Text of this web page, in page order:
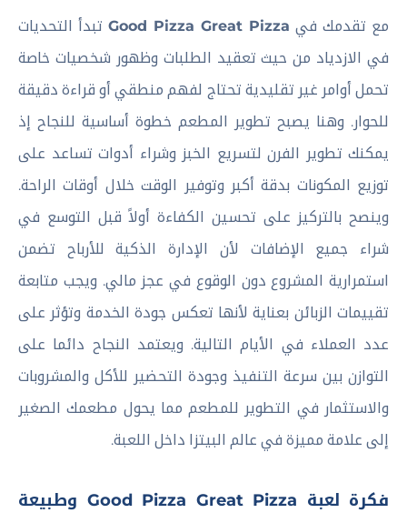
مع تقدمك في Good Pizza Great Pizza تبدأ التحديات
في الازدياد من حيث تعقيد الطلبات وظهور شخصيات خاصة
تحمل أوامر غير تقليدية تحتاج لفهم منطقي أو قراءة دقيقة
للحوار. وهنا يصبح تطوير المطعم خطوة أساسية للنجاح إذ
يمكنك تطوير الفرن لتسريع الخبز وشراء أدوات تساعد على
توزيع المكونات بدقة أكبر وتوفير الوقت خلال أوقات الراحة.
وينصح بالتركيز على تحسين الكفاءة أولاً قبل التوسع في
شراء جميع الإضافات لأن الإدارة الذكية للأرباح تضمن
استمرارية المشروع دون الوقوع في عجز مالي. ويجب متابعة
تقييمات الزبائن بعناية لأنها تعكس جودة الخدمة وتؤثر على
عدد العملاء في الأيام التالية. ويعتمد النجاح دائما على
التوازن بين سرعة التنفيذ وجودة التحضير للأكل والمشروبات
والاستثمار في التطوير للمطعم مما يحول مطعمك الصغير
إلى علامة مميزة في عالم البيتزا داخل اللعبة.
فكرة لعبة Good Pizza Great Pizza وطبيعة